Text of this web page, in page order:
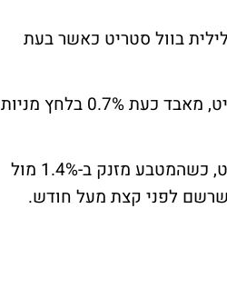
בוול סטריט כאשר בעת
מדד ת"א 25 שהבוקר עוד נסחר ביציבות למרות הירידות אמש בוול סטריט, מאבד כעת 0.7% בלחץ מניות
המשקיעים החשופים למטבע האירו רציף יכולים להתנחם מעט, כשהמטבע מזנק ב-1.4% מול
4% מאז שפל כל הזמנים שרשם לפני קצת מעל חודש.